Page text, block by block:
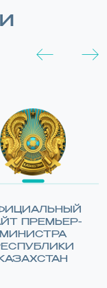
ПРЕМЬЕР-
МИНИСТРА
КАЗАХСТАН